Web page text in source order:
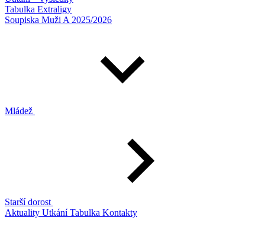
Tabulka Extraligy
Soupiska Muži A 2025/2026
Mládež
Starší dorost
Aktuality UtkáníTabulka Kontakty